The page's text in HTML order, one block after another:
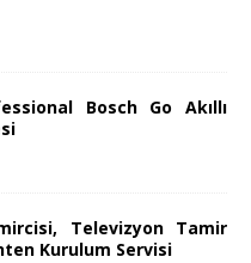
Bosch Go Akıllı
Televizyon Tamir
Kurulum Servisi